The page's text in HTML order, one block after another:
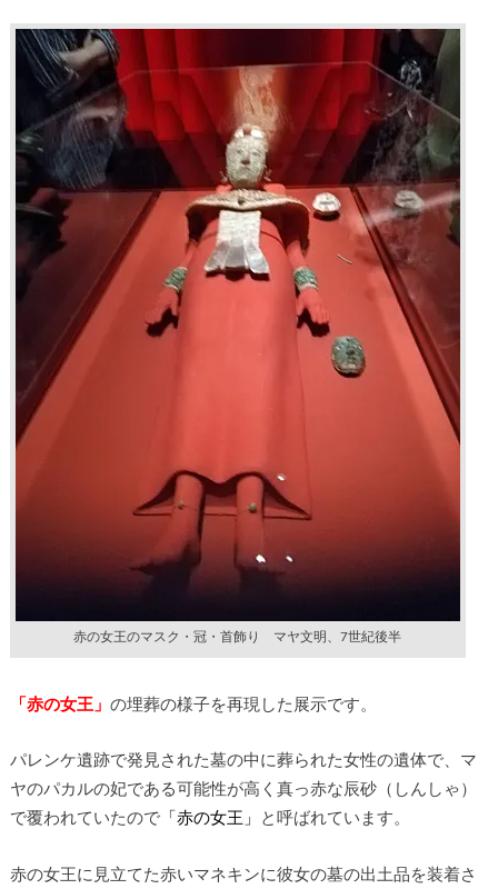
赤の女王のマスク・冠・首飾り マヤ文明、7世紀後半
「赤の女王」 の埋葬の様子を再現した展示です。
パレンケ遺跡で発見された墓の中に葬られた女性の遺体で、マ
ヤのパカルの妃である可能性が高く真っ赤な辰砂（しんしゃ）
で覆われていたので「赤の女王」 と呼ばれています。
赤の女王に見立てた赤いマネキンに彼女の墓の出土品を装着さ